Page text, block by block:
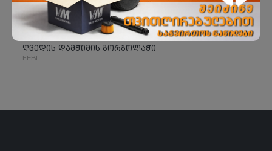
ღვედის დამჭიმის გორგოლაჭი
FEBI